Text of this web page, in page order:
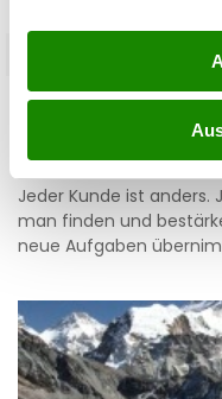
Auf den Hut
19.01.2017 UM 12:47,ELISABETH
Jeder Kunde ist anders.
man finden und
neue Aufgaben